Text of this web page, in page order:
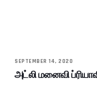
SEPTEMBER 14, 2020
அட்லி மனைவி